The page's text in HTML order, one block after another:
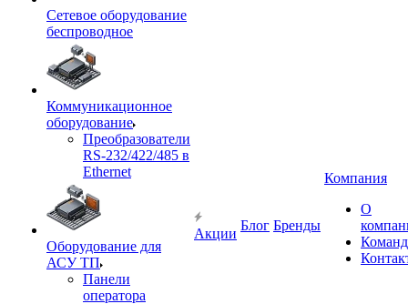
Сетевое оборудование
беспроводное
Коммуникационное
оборудование
Преобразователи
RS-232/422/485 в
Ethernet
Оборудование для
АСУ ТП
Панели
оператора
Акции
Блог Бренды
Компания
О